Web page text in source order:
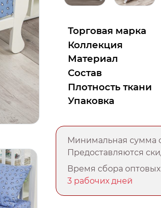
Торговая марка
Коллекция
Материал
Состав
Плотность ткани
Упаковка
Минимальная сумма
Предоставляются
Время сбора
3 рабочих дней